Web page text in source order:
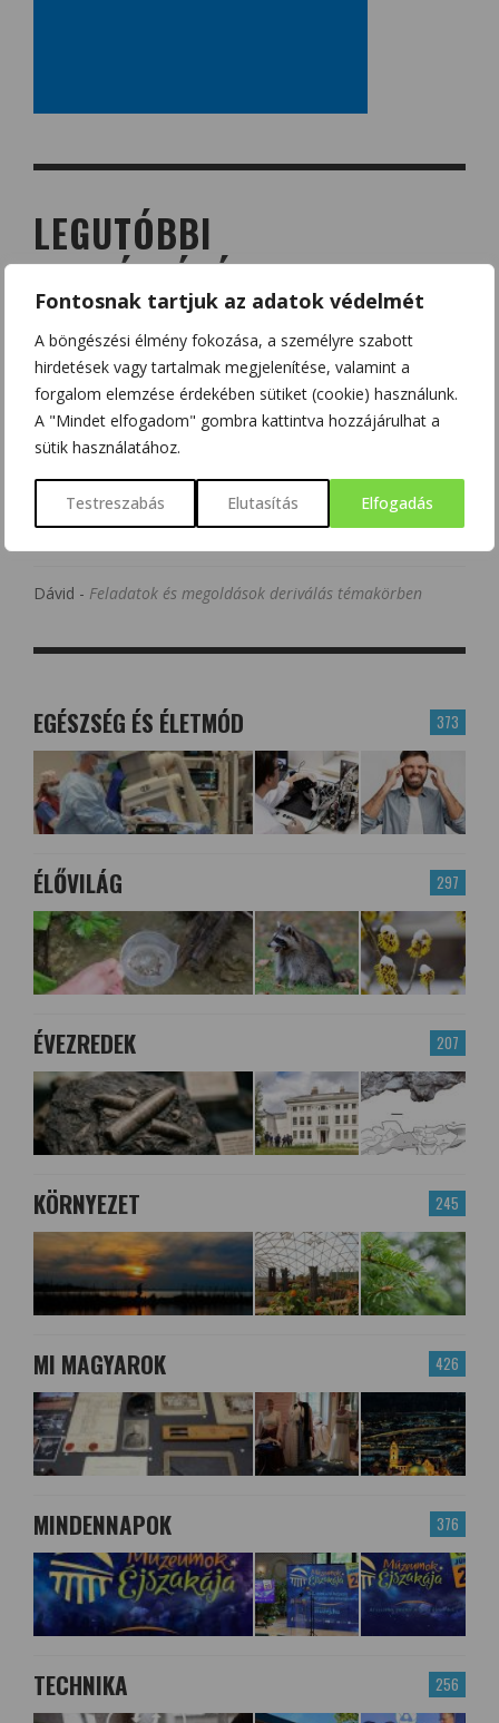
Fontosnak tartjuk az adatok védelmét
A böngészési élmény fokozása, a személyre szabott
hirdetések vagy tartalmak megjelenítése, valamint a
forgalom elemzése érdekében sütiket (cookie) használunk.
A "Mindet elfogadom" gombra kattintva hozzájárulhat a
sütik használatához.
Testreszabás Elutasítás Elfogadás
LEGUTÓBBI
HOZZÁSZÓLÁSOK
TudományPláza Melyik a gyengébb nem?
Huynhloan
TudományPláza- Feladatok és megoldások deriválás
Dávid - Feladatok és megoldások deriválás témakörben
373
EGÉSZSÉG ÉS ÉLETMÓD
297
ÉLŐVILÁG
207
ÉVEZREDEK
245
KÖRNYEZET
426
MI MAGYAROK
376
MINDENNAPOK
256
TECHNIKA